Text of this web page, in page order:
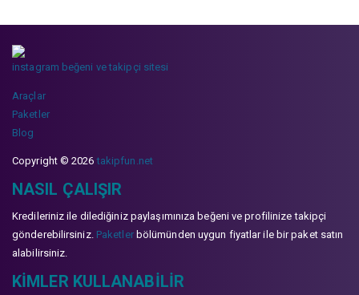
instagram beğeni ve takipçi sitesi
Araçlar
Paketler
Blog
Copyright © 2026takipfun.net
NASIL ÇALIŞIR
Kredileriniz ile dilediğiniz paylaşımınıza beğeni ve profilinize takipçi
gönderebilirsiniz. Paketlerbölümünden uygun fiyatlar ile bir paket satın
alabilirsiniz.
KIMLER KULLANABILIR